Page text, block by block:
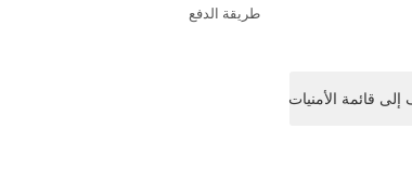
طريقة الدفع
قائمة الأمنيات